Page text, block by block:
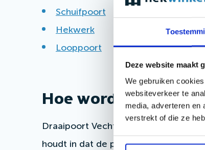
Deze website maakt
We gebruiken
websiteverkeer te
media, adverteren en
verstrekt of die ze
Schuifpoort
Hekwerk
Looppoort
Hoe wordt de poort
Draaipoort Vecht wordt volbad
houdt in dat de poort wordt